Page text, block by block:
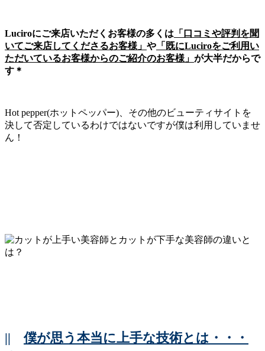
Luciroにご来店いただくお客様の多くは 「口コミや評判を聞
いてご来店してくださるお客様」 や 「既にLuciroをご利用い
ただいているお客様からのご紹介のお客様」 が大半だからで
す＊
Hot pepper(ホットペッパー)、その他のビューティサイトを
決して否定しているわけではないですが僕は利用していませ
ん！
|| 僕が思う本当に上手な技術とは・・・